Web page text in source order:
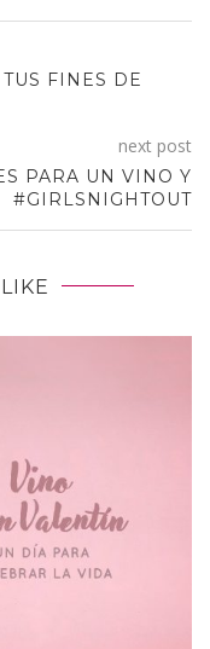
FINES DE
next post
PARA UN VINO Y
#GIRLSNIGHTOUT